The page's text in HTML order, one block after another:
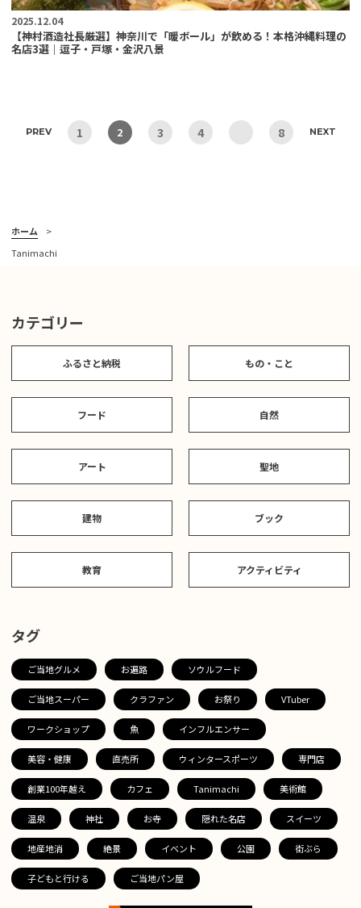
2025.12.04
【神村酒造社長厳選】神奈川で「暖ボール」が飲める！本格沖縄料理の
名店3選｜逗子・戸塚・金沢八景
PREV 1 2 3 4 8 NEXT
ホーム
Tanimachi
カテゴリー
ふるさと納税 もの・こと
フード 自然
アート 聖地
建物 ブック
教育 アクティビティ
タグ
ご当地グルメ お遍路 ソウルフード
ご当地スーパー クラファン お祭り VTuber
ワークショップ 魚 インフルエンサー
美容・健康 直売所 ウィンタースポーツ 専門店
創業100年越え カフェ Tanimachi 美術館
温泉 神社 お寺 隠れた名店 スイーツ
地産地消 絶景 イベント 公園 街ぶら
子どもと行ける ご当地パン屋